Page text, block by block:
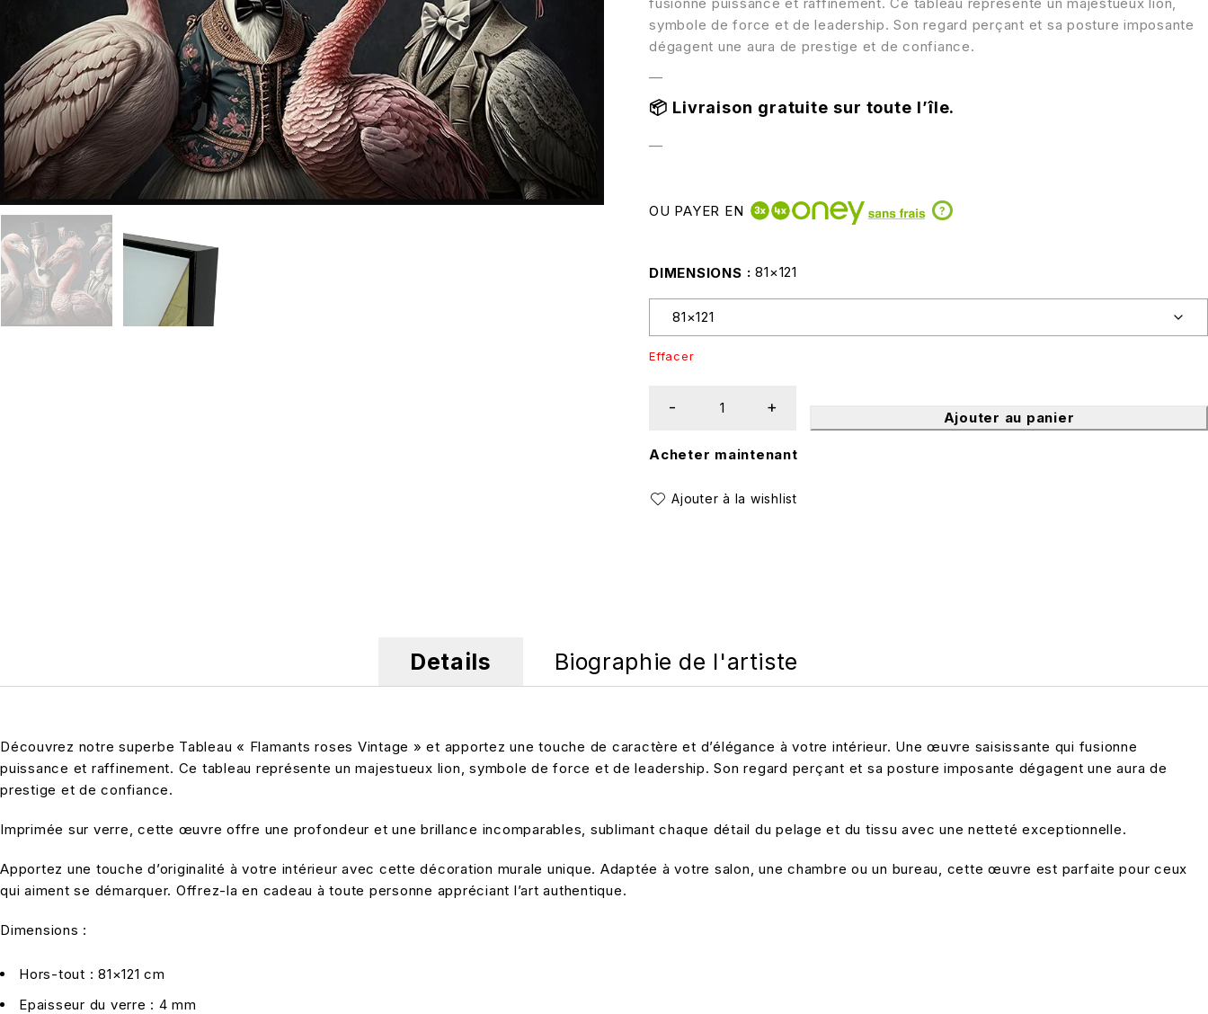
symbole de force et de leadership. Son regard perçant et sa posture imposante
dégagent une aura de prestige et de confiance.
—
📦 Livraison gratuite sur toute l’île.
—
OU PAYER EN ?
DIMENSIONS 81×121
Effacer
Ajouter au panier
Acheter maintenant
Details Biographie de l'artiste
Découvrez notre superbe Tableau « Flamants roses Vintage » et apportez une touche de caractère et d’élégance à votre intérieur. Une œuvre saisissante qui fusionne
puissance et raffinement. Ce tableau représente un majestueux lion, symbole de force et de leadership. Son regard perçant et sa posture imposante dégagent une aura de
prestige et de confiance.
Imprimée sur verre, cette œuvre offre une profondeur et une brillance incomparables, sublimant chaque détail du pelage et du tissu avec une netteté exceptionnelle.
Apportez une touche d’originalité à votre intérieur avec cette décoration murale unique. Adaptée à votre salon, une chambre ou un bureau, cette œuvre est parfaite pour ceux
qui aiment se démarquer. Offrez-la en cadeau à toute personne appréciant l’art authentique.
Dimensions :
Hors-tout : 81×121 cm
Epaisseur du verre : 4 mm